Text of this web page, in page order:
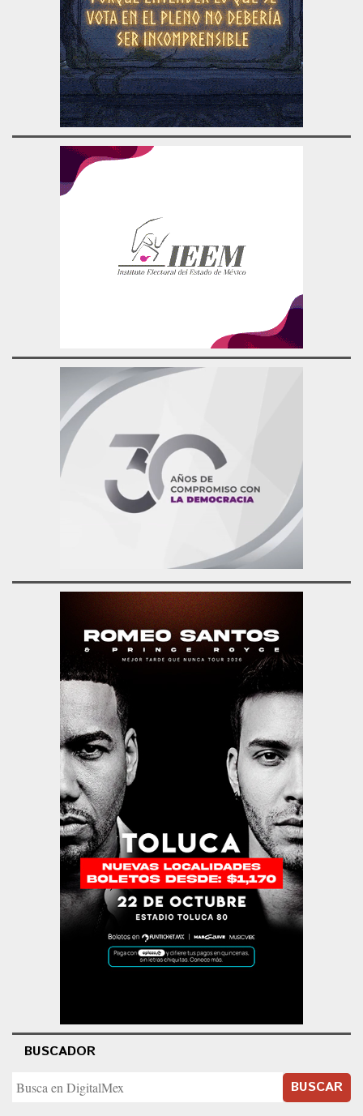
BUSCADOR
BUSCAR